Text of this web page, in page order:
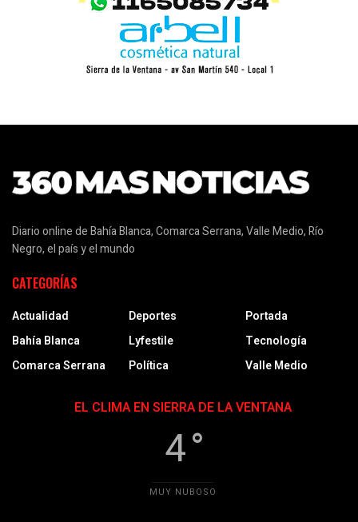
Diario online de Bahía Blanca, Comarca Serrana, Valle Medio, Río
Negro, el país y el mundo
CATEGORÍAS
Actualidad
Bahía Blanca
Comarca Serrana
Deportes
Lyfestile
Política
Portada
Tecnología
Valle Medio
EL CLIMA EN SIERRA DE LA VENTANA
4 °
MUY NUBOSO